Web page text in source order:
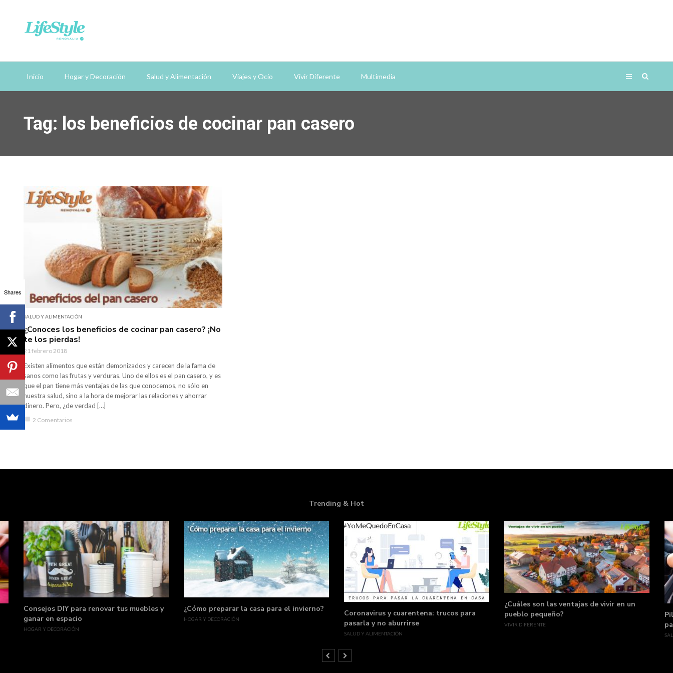
Inicio Hogar y Decoración Salud y Alimentación Viajes y Ocio Vivir Diferente Multimedia
Tag: los beneficios de cocinar pan casero
SALUD Y ALIMENTACIÓN
¿Conoces los beneficios de cocinar pan casero? ¡No
te los pierdas!
21 febrero 2018
Existen alimentos que están demonizados y carecen de la fama de
sanos como las frutas y verduras. Uno de ellos es el pan casero, y es
que el pan tiene más ventajas de las que conocemos, no sólo en
nuestra salud, sino a la hora de mejorar las relaciones y ahorrar
dinero. Pero, ¿de verdad […]
chat_bubble 2 Comentarios
Trending & Hot
Consejos DIY para renovar tus muebles y
ganar en espacio
HOGAR Y DECORACIÓN
¿Cómo preparar la casa para el invierno?
HOGAR Y DECORACIÓN
Coronavirus y cuarentena: trucos para
pasarla y no aburrirse
SALUD Y ALIMENTACIÓN
¿Cuáles son las ventajas de vivir en un
pueblo pequeño?
VIVIR DIFERENTE
Shares